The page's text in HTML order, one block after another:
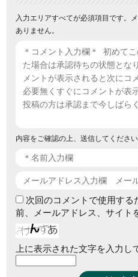
入力エリアすべてが必須項目です。
ありません。
内容をご確認の上、送信してください
次回のコメントで使用する
前、メールアドレス、サイト
上に表示された文字を入力し